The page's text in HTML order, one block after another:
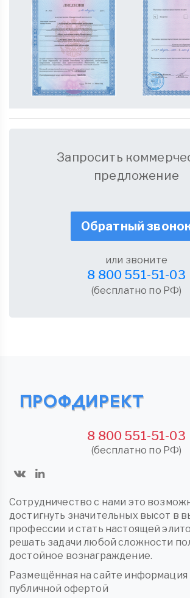
Запросить
предложение
Обратный
или звоните
8 800 551-51-03
(бесплатно по РФ)
8 800 551-51-03
(бесплатно по РФ)
Сотрудничество с нами это
достигнуть значительных высот в
профессии и стать настоящей
решать задачи любой сложности
достойное вознаграждение.
Размещённая на сайте информация
публичной офертой